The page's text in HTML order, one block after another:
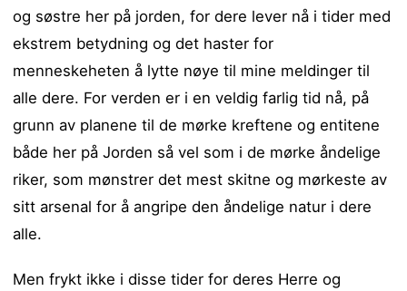
og søstre her på jorden, for dere lever nå i tider med
ekstrem betydning og det haster for
menneskeheten å lytte nøye til mine meldinger til
alle dere. For verden er i en veldig farlig tid nå, på
grunn av planene til de mørke kreftene og entitene
både her på Jorden så vel som i de mørke åndelige
riker, som mønstrer det mest skitne og mørkeste av
sitt arsenal for å angripe den åndelige natur i dere
alle.
Men frykt ikke i disse tider for deres Herre og